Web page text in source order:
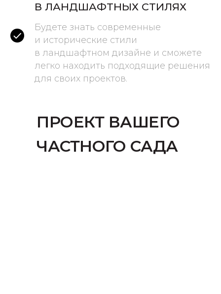
В ЛАНДШАФТНЫХ СТИЛЯХ
Будете знать современные
и исторические стили
в ландшафтном дизайне и сможете
легко находить подходящие решения
для своих проектов.
ПРОЕКТ ВАШЕГО
ЧАСТНОГО САДА